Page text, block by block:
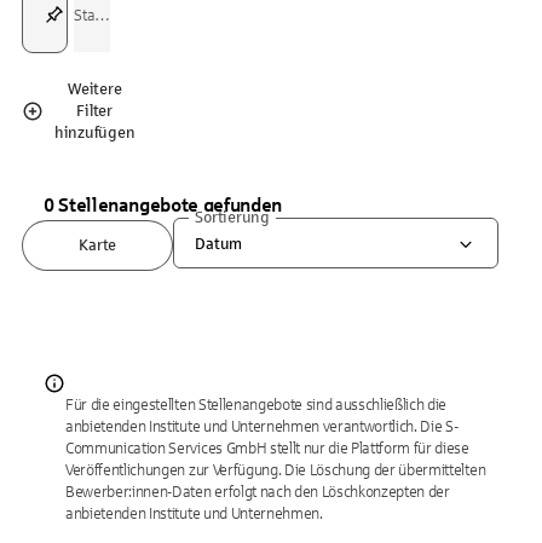
Weitere
Filter
hinzufügen
0 Stellenangebote gefunden
Karte
Sortierung
Datum
Für die eingestellten Stellenangebote sind ausschließlich die
anbietenden Institute und Unternehmen verantwortlich. Die S-
Communication Services GmbH stellt nur die Plattform für diese
Veröffentlichungen zur Verfügung. Die Löschung der übermittelten
Bewerber:innen-Daten erfolgt nach den Löschkonzepten der
anbietenden Institute und Unternehmen.